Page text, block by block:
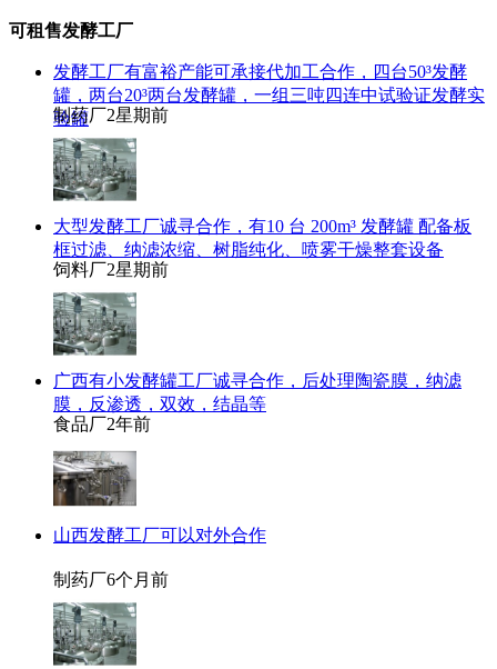
可租售发酵工厂
发酵工厂有富裕产能可承接代加工合作，四台50³发酵
罐，两台20³两台发酵罐，一组三吨四连中试验证发酵实
验罐
制药厂2星期前
大型发酵工厂诚寻合作，有10 台 200m³ 发酵罐 配备板
框过滤、纳滤浓缩、树脂纯化、喷雾干燥整套设备
饲料厂2星期前
广西有小发酵罐工厂诚寻合作，后处理陶瓷膜，纳滤
膜，反渗透，双效，结晶等
食品厂2年前
山西发酵工厂可以对外合作
制药厂6个月前